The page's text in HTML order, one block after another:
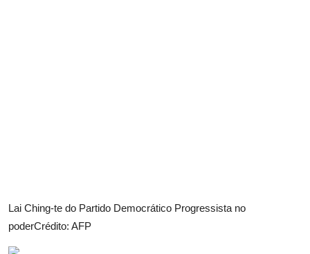
Lai Ching-te do Partido Democrático Progressista no
poderCrédito: AFP